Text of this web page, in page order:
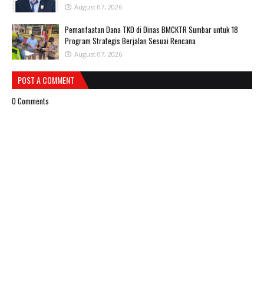
August 07, 2026
Pemanfaatan Dana TKD di Dinas BMCKTR Sumbar untuk 18
Program Strategis Berjalan Sesuai Rencana
August 07, 2026
POST A COMMENT
0 Comments